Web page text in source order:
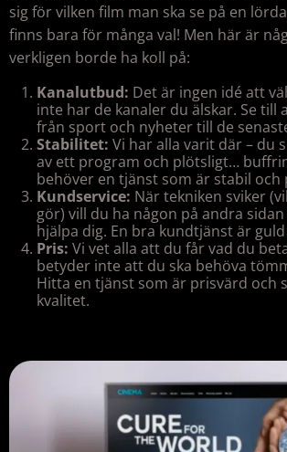
sig för vilken film man ska se på en
finns bara för många val! Men här är
verkligen borde ha koll på:
Kanalutbud: Det är ingen idé att
inte har de kanaler du älskar. Se till
från sport och nyheter till de
Stabilitet: Vi har alla varit där – du
av ett program och plötsligt…
behöver en tjänst som är stabil och
Kundservice: När tekniken sviker
gör) vill du ha någon på andra
hjälpa dig. En bra kundtjänst är
Pris: Vi vet alla att du får vad du
betyder inte att du ska behöva
Hitta en tjänst som är prisvärd och
kvalitet.